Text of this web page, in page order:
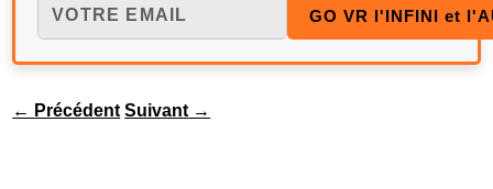
← Précédent Suivant →